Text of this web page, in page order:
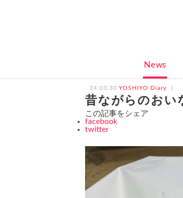
News
24.03.30 YOSHIYO Diary
昔ながらのおい
この記事をシェア
facebook
twitter